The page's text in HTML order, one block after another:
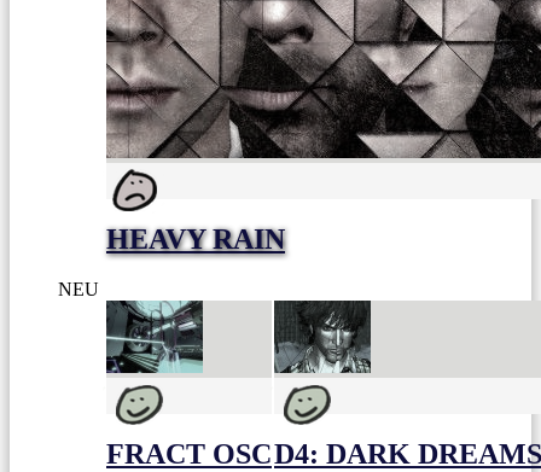
HEAVY RAIN
NEU
FRACT OSCD4: DARK